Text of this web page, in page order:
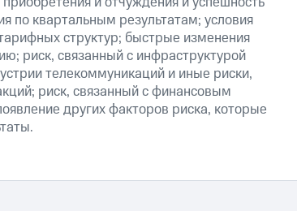
по квартальным результатам; условия
структур; быстрые изменения
риск, связанный с инфраструктурой
телекоммуникаций и иные риски,
риск, связанный с финансовым
других факторов риска, которые